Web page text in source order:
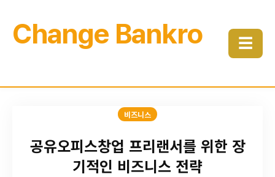
Change Bankro ☰
비즈니스
공유오피스창업 프리랜서를 위한 장
기적인 비즈니스 전략